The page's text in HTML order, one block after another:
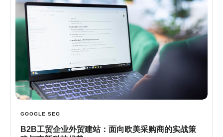
GOOGLE SEO
B2B工贸企业外贸建站：面向欧美采购商的实战策